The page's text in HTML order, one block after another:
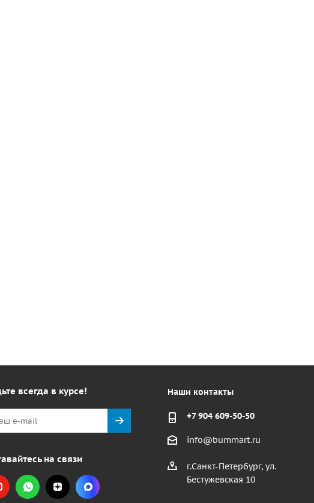
всегда в курсе!
на связи
Наши контакты
+7 904 609-50-50
info@bummart.ru
г.Санкт-Петербург, ул.
Бестужевская 10